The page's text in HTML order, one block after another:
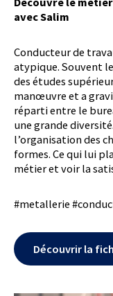
avec Salim
Conducteur de
atypique. Souvent
des études
manœuvre et a
réparti entre le
une grande
l’organisation des
formes. Ce qui lui
métier et voir la
#metallerie
Découvrir la